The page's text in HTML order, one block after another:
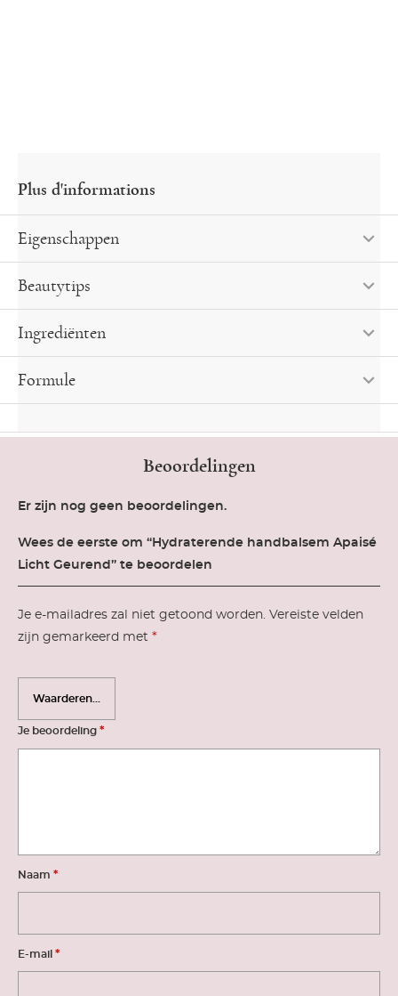
Eigenschappen
Beautytips
Ingrediënten
Formule
Beoordelingen
Er zijn nog geen beoordelingen.
Wees de eerste om “Hydraterende handbalsem Apaisé
Licht Geurend” te beoordelen
Je e-mailadres zal niet getoond worden. Vereiste velden
zijn gemarkeerd met *
Je beoordeling *
Naam *
E-mail *